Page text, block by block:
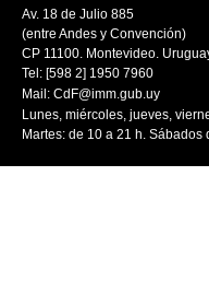
Av. 18 de Julio 885
(entre Andes y Convención)
CP 11100. Montevideo.
Tel: [598 2] 1950 7960
Mail: CdF@imm.gub.uy
Lunes, miércoles, jueves,
Martes: de 10 a 21 h. Sábados